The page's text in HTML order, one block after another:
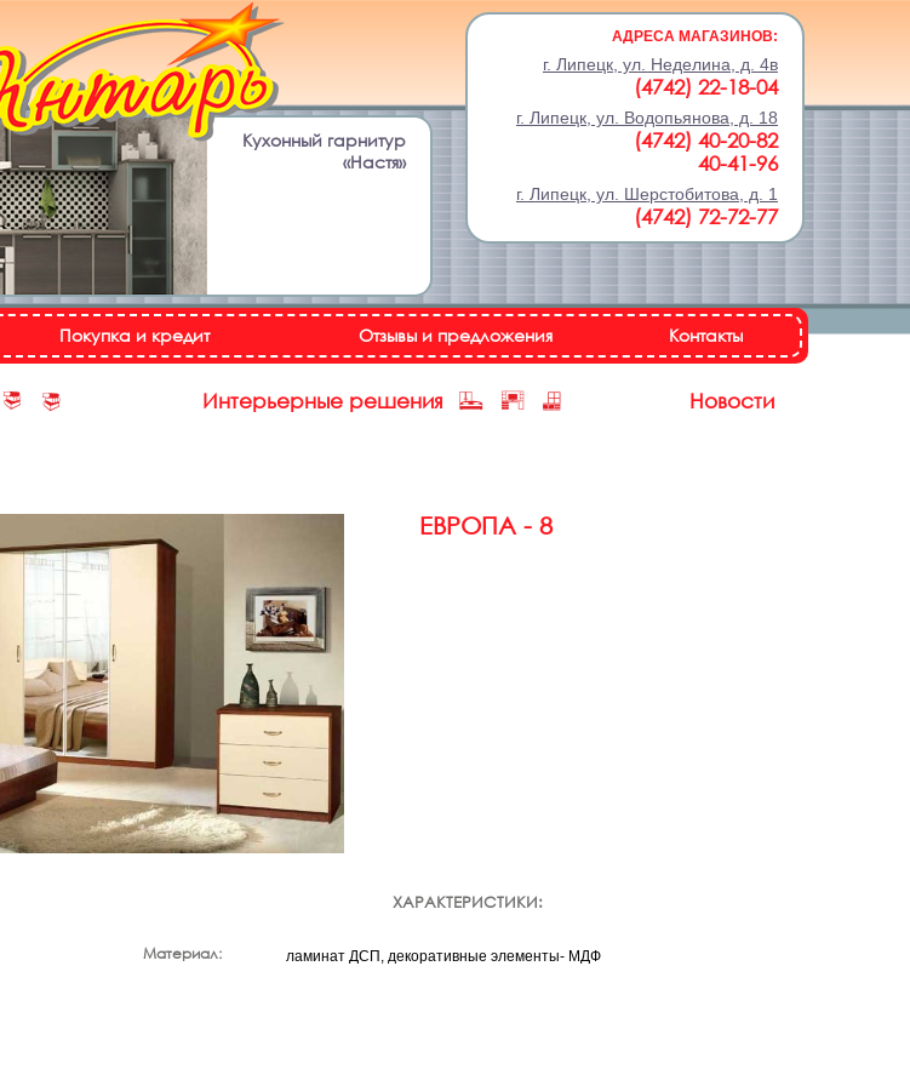
Кухонный гарнитур
«Настя»
АДРЕСА МАГАЗИНОВ:
г. Липецк, ул. Неделина, д. 4в
(4742) 22-18-04
г. Липецк, ул. Водопьянова, д. 18
(4742) 40-20-82
40-41-96
г. Липецк, ул. Шерстобитова, д. 1
(4742) 72-72-77
Покупка и кредит Отзывы и предложения Контакты
Интерьерные решения
Новости
ЕВРОПА - 8
ХАРАКТЕРИСТИКИ:
Материал: ламинат ДСП, декоративные элементы- МДФ